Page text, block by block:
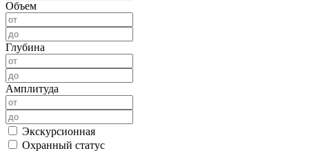
Объем
Глубина
Амплитуда
Экскурсионная
Охранный статус